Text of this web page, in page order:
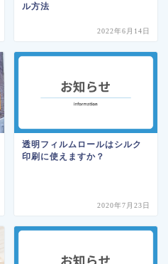
ル方法
2022年6月14日
透明フィルムロールはシルク
印刷に使えますか？
2020年7月23日